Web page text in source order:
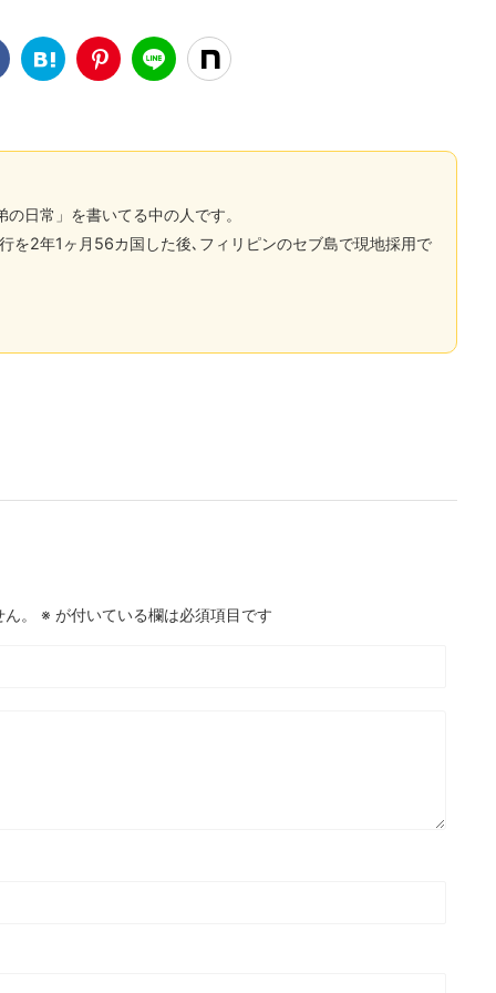
日常」を書いてる中の人です。
を2年1ヶ月56カ国した後､フィリピンのセブ島で現地採用で
。 ※ が付いている欄は必須項目です